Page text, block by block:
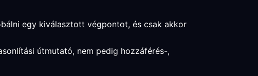
egy kiválasztott végpontot, és csak akkor
útmutató, nem pedig hozzáférés-,